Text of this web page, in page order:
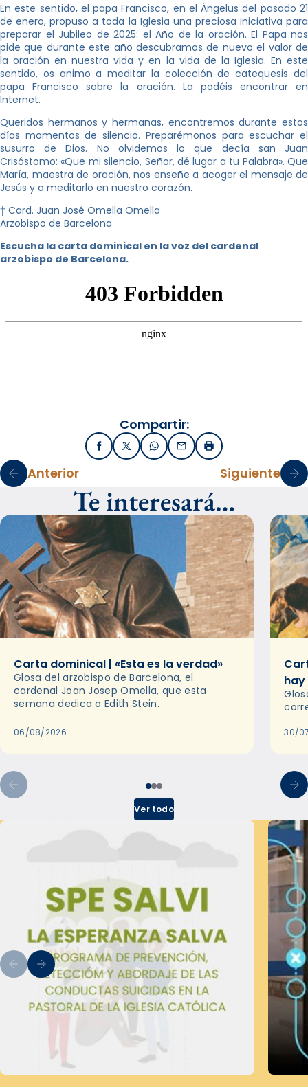
En este sentido, el papa Francisco, en el Ángelus del pasado 21
de enero, propuso a toda la Iglesia una preciosa iniciativa para
preparar el Jubileo de 2025: el Año de la oración. El Papa nos
pide que durante este año descubramos de nuevo el valor de
la oración en nuestra vida y en la vida de la Iglesia. En este
sentido, os animo a meditar la colección de catequesis del
papa Francisco sobre la oración. La podéis encontrar en
Internet.
Queridos hermanos y hermanas, encontremos durante estos
días momentos de silencio. Preparémonos para escuchar el
susurro de Dios. No olvidemos lo que decía san Juan
Crisóstomo: «Que mi silencio, Señor, dé lugar a tu Palabra». Que
María, maestra de oración, nos enseñe a acoger el mensaje de
Jesús y a meditarlo en nuestro corazón.
† Card. Juan José Omella Omella
Arzobispo de Barcelona
Escucha la carta dominical en la voz del cardenal
arzobispo de Barcelona.
Compartir:
FacebookX / TwitterWhatsApp
EmailImprimir
Anterior Siguiente
Te interesará…
Carta dominical | «Esta es la verdad»
Glosa del arzobispo de Barcelona, el
cardenal Joan Josep Omella, que esta
semana dedica a Edith Stein.
06/08/2026 30/
Ver todo